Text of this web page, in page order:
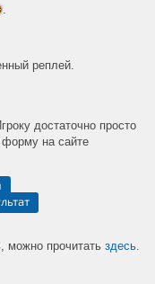
.
реплей.
достаточно просто
форму на сайте
можно прочитатьздесь.